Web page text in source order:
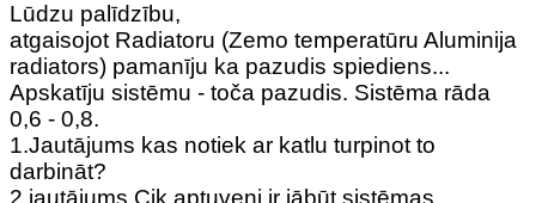
Lūdzu palīdzību,
atgaisojot Radiatoru (Zemo temperatūru Aluminija
radiators) pamanīju ka pazudis spiediens...
Apskatīju sistēmu - toča pazudis. Sistēma rāda
0,6 - 0,8.
1.Jautājums kas notiek ar katlu turpinot to
darbināt?
2.jautājums Cik aptuveni ir jābūt sistēmas